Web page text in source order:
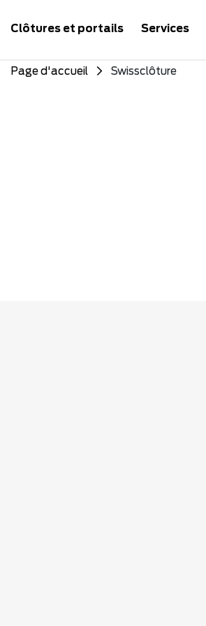
Clôtures et portails Services
Page d'accueil Swissclôture